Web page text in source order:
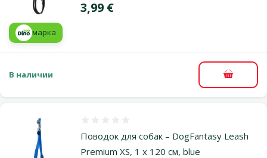
Цена
3,99 €
марка
В наличии В
Поводок для собак – DogFantasy Leash
Premium XS, 1 x 120 см, blue